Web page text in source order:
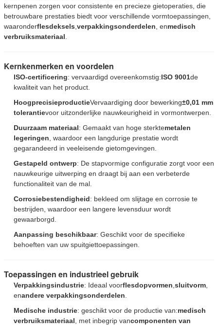
kernpenen zorgen voor consistente en precieze gietoperaties, die
betrouwbare prestaties biedt voor verschillende vormtoepassingen,
waaronderflesdeksels verpakkingsonderdelen , enmedisch
verbruiksmateriaal
Kernkenmerken en voordelen
ISO-certificering: vervaardigd overeenkomstig:ISO 9001de
kwaliteit van het product.
HoogprecisieproductieVervaardiging door bewerking±0,01 mm
tolerantievoor uitzonderlijke nauwkeurigheid in vormontwerpen.
Duurzaam materiaal: Gemaakt van hoge sterktemetalen
legeringen , waardoor een langdurige prestatie wordt
gegarandeerd in veeleisende gietomgevingen.
Gestapeld ontwerp: De stapvormige configuratie zorgt voor een
nauwkeurige uitwerping en draagt bij aan een verbeterde
functionaliteit van de mal.
Corrosiebestendigheid: bekleed om slijtage en corrosie te
bestrijden, waardoor een langere levensduur wordt
gewaarborgd.
Aanpassing beschikbaar: Geschikt voor de specifieke
behoeften van uw spuitgiettoepassingen.
Toepassingen en industrieel gebruik
Verpakkingsindustrie: Ideaal voorflesdopvormen sluitvorm
enandere verpakkingsonderdelen
Medische industrie: geschikt voor de productie van:medisch
verbruiksmateriaal , met inbegrip vancomponenten van